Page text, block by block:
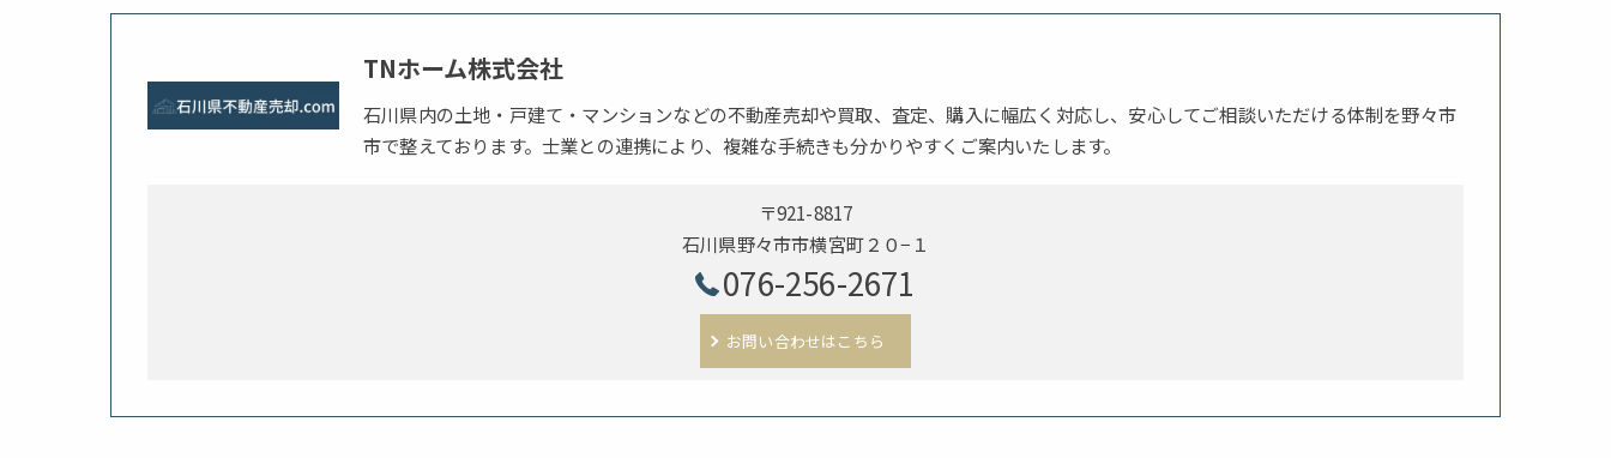
TNホーム株式会社
石川県内の土地・戸建て・マンションなどの不動産売却や買取、査定、購入に幅広く対応し、安心してご相談いただける体制を野々市
市で整えております。士業との連携により、複雑な手続きも分かりやすくご案内いたします。
〒921-8817
石川県野々市市横宮町２０−１
076-256-2671
お問い合わせはこちら